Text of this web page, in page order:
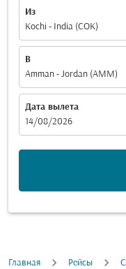
Из
Kochi - India (COK)
В
Amman - Jordan (AMM)
Дата вылета
fc-booking-departure-
14/08/2026
Главная Рейсы